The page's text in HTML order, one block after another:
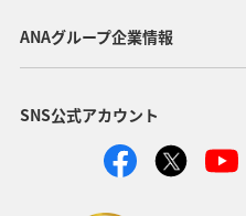
ANAグループ企業情報
SNS公式アカウント